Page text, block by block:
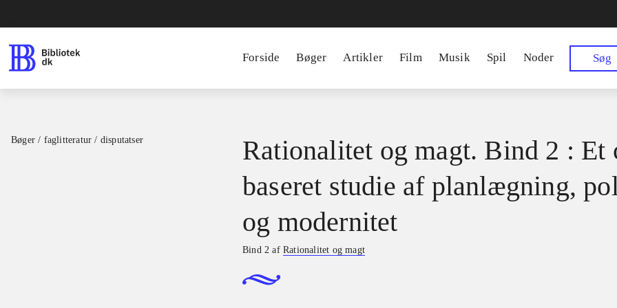
Forside Bøger Artikler Film Musik Spil Noder Søg
Bøger / faglitteratur / disputatser
Rationalitet og magt. Bind 2 : Et
baseret studie af planlægning,
og modernitet
Bind 2 afRationalitet og magt